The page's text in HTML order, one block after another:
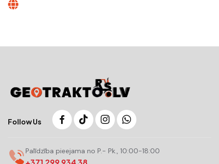
Follow Us
Palīdzība pieejama no P.- Pk., 10:00-18:00